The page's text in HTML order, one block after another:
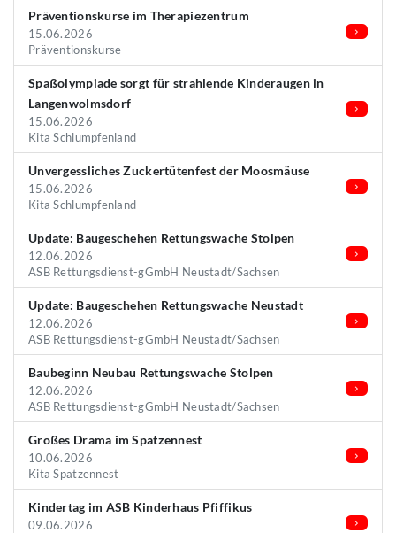
Präventionskurse im Therapiezentrum
15.06.2026
Präventionskurse
Spaßolympiade sorgt für strahlende Kinderaugen in
Langenwolmsdorf
15.06.2026
Kita Schlumpfenland
Unvergessliches Zuckertütenfest der Moosmäuse
15.06.2026
Kita Schlumpfenland
Update: Baugeschehen Rettungswache Stolpen
12.06.2026
ASB Rettungsdienst-gGmbH Neustadt/Sachsen
Update: Baugeschehen Rettungswache Neustadt
12.06.2026
ASB Rettungsdienst-gGmbH Neustadt/Sachsen
Baubeginn Neubau Rettungswache Stolpen
12.06.2026
ASB Rettungsdienst-gGmbH Neustadt/Sachsen
Großes Drama im Spatzennest
10.06.2026
Kita Spatzennest
Kindertag im ASB Kinderhaus Pfiffikus
09.06.2026